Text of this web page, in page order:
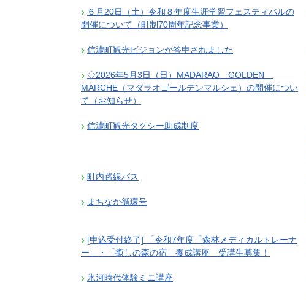
施設
町民活動
相談窓口
６月20日（土）令和８年度生涯学習フェスティバルの
開催について（町制70周年記念事業）
信濃町観光ビジョンが答申されました
◇2026年5月3日（日）MADARAO GOLDEN
MARCHE（マダラオゴールデンマルシェ）の開催につい
て（お知らせ）
信濃町観光タクシー助成制度
町内路線バス
まちなか循環号
[申込受付終了] 「令和7年度「森林メディカルトレーナ
ー」・「癒しの森の宿」養成講座 受講生募集！
氷河時代体験ミニ講座